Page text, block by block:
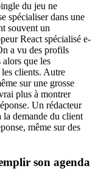
du jeu ne
spécialiser dans une
souvent un
React spécialisé e-
a vu des profils
alors que les
les clients. Autre
sur une grosse
plus à montrer
Un rédacteur
la demande du client
même sur des
son agenda